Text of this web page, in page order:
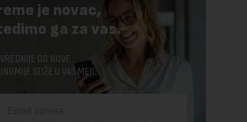
je novac,
ga za vas.
OD NOVE
STIŽE U VAŠ MEJL.